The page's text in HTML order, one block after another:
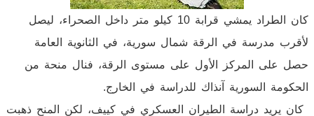
كان الطراد يمشي قرابة 10 كيلو متر داخل الصحراء، ليصل
لأقرب مدرسة في الرقة شمال سورية، في الثانوية العامة
حصل على المركز الأول على مستوى الرقة، فنال منحة من
الحكومة السورية آنذاك للدراسة في الخارج.
كان يريد دراسة الطيران العسكري في كييف، لكن المنح ذهبت